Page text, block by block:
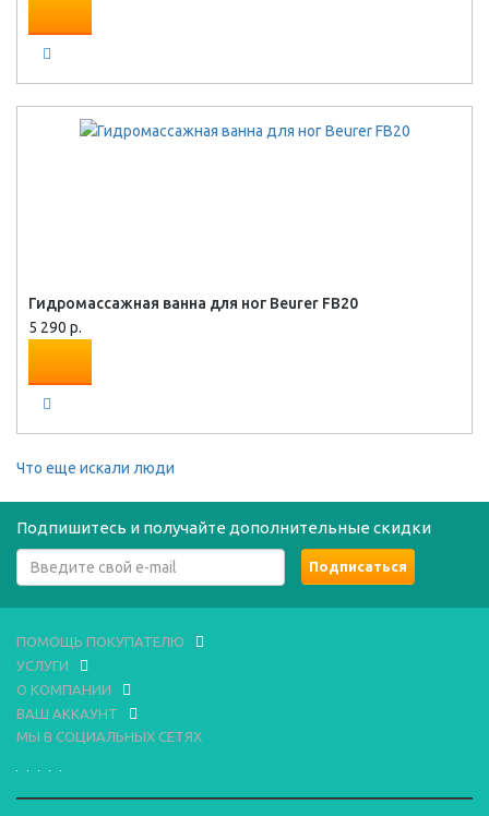
Гидромассажная ванна для ног Beurer FB20
5 290 р.
Что еще искали люди
Подпишитесь и получайте дополнительные скидки
ПОМОЩЬ ПОКУПАТЕЛЮ
УСЛУГИ
О КОМПАНИИ
ВАШ АККАУНТ
МЫ В СОЦИАЛЬНЫХ СЕТЯХ